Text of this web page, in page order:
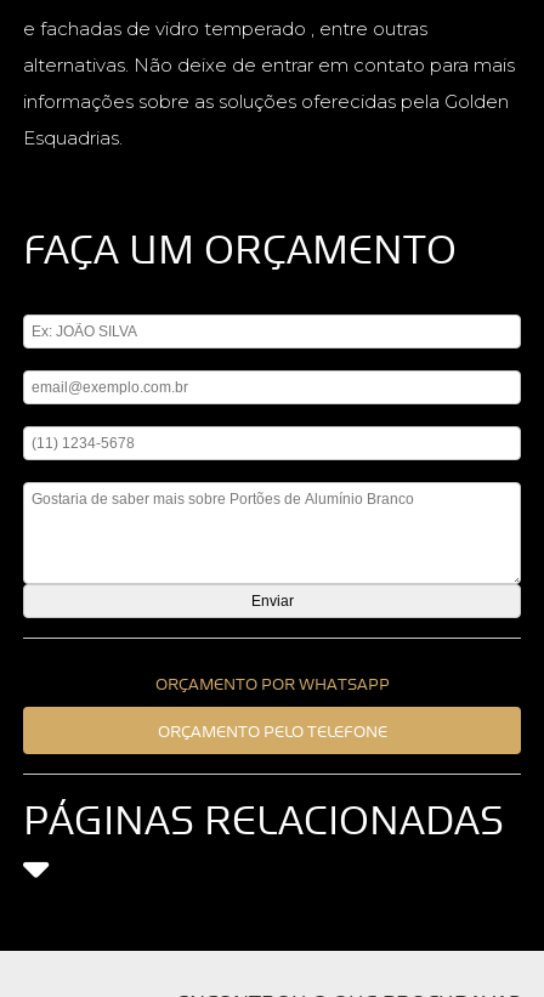
e fachadas de vidro temperado , entre outras
alternativas. Não deixe de entrar em contato para mais
informações sobre as soluções oferecidas pela Golden
Esquadrias.
FAÇA UM ORÇAMENTO
ORÇAMENTO POR WHATSAPP
ORÇAMENTO PELO TELEFONE
PÁGINAS RELACIONADAS